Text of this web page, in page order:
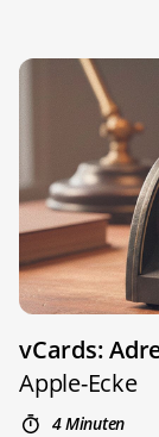
vCards:
Apple-Ecke
4 Minuten